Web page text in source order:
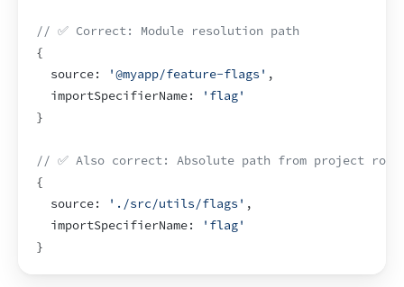
// ✅ Correct: Module resolution path
{
  source
: '@myapp/feature-flags' ,
importSpecifierName:
'flag'
}
// ✅ Also correct: Absolute path from project root
{
  source
: './src/utils/flags' ,
importSpecifierName:
'flag'
}